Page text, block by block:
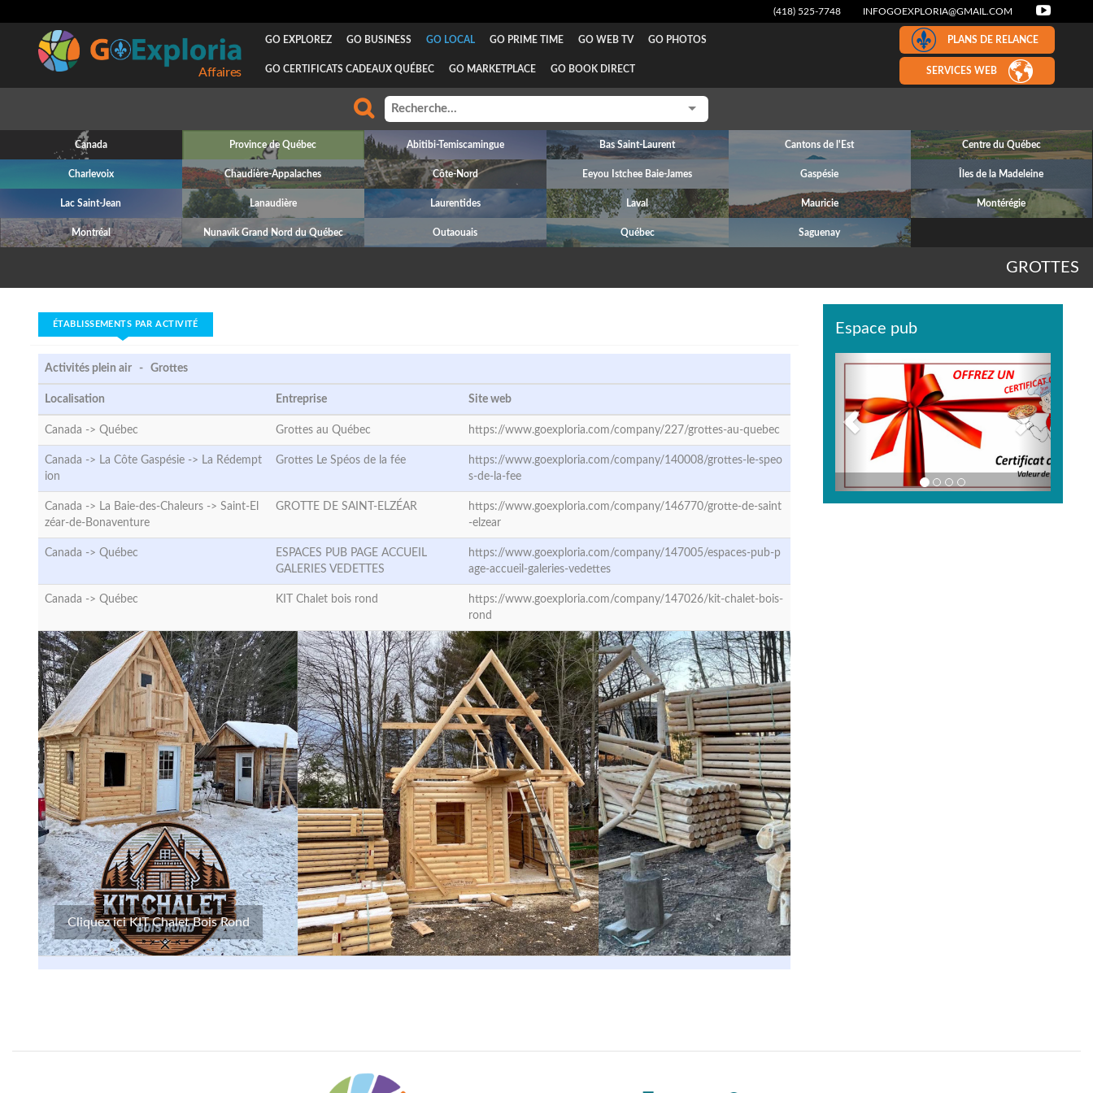
(418) 525-7748 INFOGOEXPLORIA@GMAIL.COM
GO EXPLOREZ GO BUSINESS GO LOCAL GO PRIME TIME GO WEB TV GO PHOTOS
GO CERTIFICATS CADEAUX QUÉBEC GO MARKETPLACE GO BOOK DIRECT
PLANS DE RELANCE
SERVICES WEB
Canada Province de Québec Abitibi-Temiscamingue Bas Saint-Laurent Cantons de l'Est Centre du Québec
Charlevoix Chaudière-Appalaches Côte-Nord Eeyou Istchee Baie-James Gaspésie Îles de la Madeleine
Lac Saint-Jean Lanaudière Laurentides Laval Mauricie Montérégie
Montréal Nunavik Grand Nord du Québec Outaouais Québec Saguenay
GROTTES
ÉTABLISSEMENTS PAR ACTIVITÉ
Activités plein air - Grottes
Localisation Entreprise Site web
Canada -> Québec Grottes au Québec https://www.goexploria.com/company/227/grottes-au-quebec
Canada -> La Côte Gaspésie -> La Rédempt
ion
Grottes Le Spéos de la fée
https://www.goexploria.com/company/140008/grottes-le-speo
s-de-la-fee
Canada -> La Baie-des-Chaleurs -> Saint-El
zéar-de-Bonaventure
GROTTE DE SAINT-ELZÉAR
https://www.goexploria.com/company/146770/grotte-de-saint
-elzear
Canada -> Québec
ESPACES PUB PAGE ACCUEIL
GALERIES VEDETTES
https://www.goexploria.com/company/147005/espaces-pub-p
age-accueil-galeries-vedettes
Canada -> Québec KIT Chalet bois rond
https://www.goexploria.com/company/147026/kit-chalet-bois-
rond
Cliquez ici KIT Chalet Bois Rond
Espace pub
Previous
Next